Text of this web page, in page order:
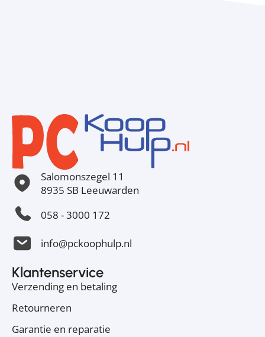
Salomonszegel 11
8935 SB Leeuwarden
058 - 3000 172
info@pckoophulp.nl
Klantenservice
Verzending en betaling
Retourneren
Garantie en reparatie